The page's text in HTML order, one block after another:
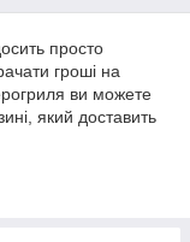
просто
гроші на
ви можете
який доставить